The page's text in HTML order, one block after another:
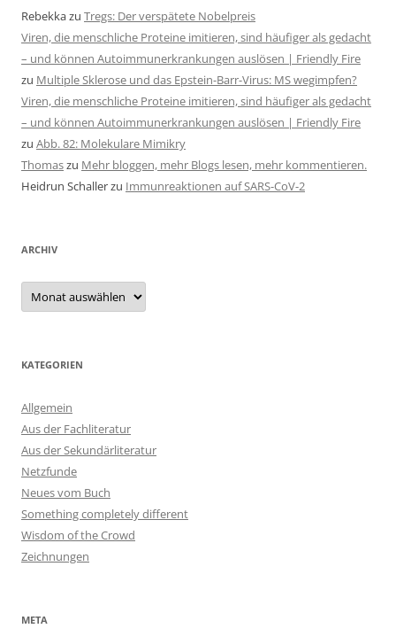
Rebekkazu Tregs: Der verspätete Nobelpreis
Viren, die menschliche Proteine imitieren, sind häufiger als gedacht
– und können Autoimmunerkrankungen auslösen | Friendly Fire
zu Multiple Sklerose und das Epstein-Barr-Virus: MS wegimpfen?
Viren, die menschliche Proteine imitieren, sind häufiger als gedacht
– und können Autoimmunerkrankungen auslösen | Friendly Fire
zu Abb. 82: Molekulare Mimikry
Thomaszu Mehr bloggen, mehr Blogs lesen, mehr kommentieren.
Heidrun Schallerzu Immunreaktionen auf SARS-CoV-2
ARCHIV
Archiv
KATEGORIEN
Allgemein
Aus der Fachliteratur
Aus der Sekundärliteratur
Netzfunde
Neues vom Buch
Something completely different
Wisdom of the Crowd
Zeichnungen
META